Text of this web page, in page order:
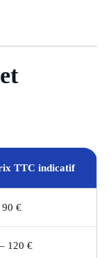
TTC indicatif
90 €
120 €